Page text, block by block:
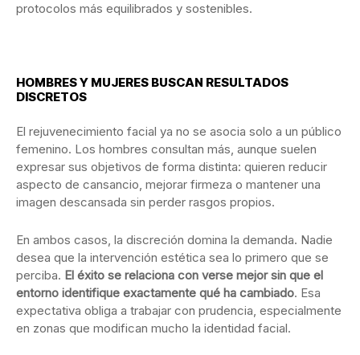
protocolos más equilibrados y sostenibles.
HOMBRES Y MUJERES BUSCAN RESULTADOS
DISCRETOS
El rejuvenecimiento facial ya no se asocia solo a un público
femenino. Los hombres consultan más, aunque suelen
expresar sus objetivos de forma distinta: quieren reducir
aspecto de cansancio, mejorar firmeza o mantener una
imagen descansada sin perder rasgos propios.
En ambos casos, la discreción domina la demanda. Nadie
desea que la intervención estética sea lo primero que se
perciba. El éxito se relaciona con verse mejor sin que el
entorno identifique exactamente qué ha cambiado. Esa
expectativa obliga a trabajar con prudencia, especialmente
en zonas que modifican mucho la identidad facial.